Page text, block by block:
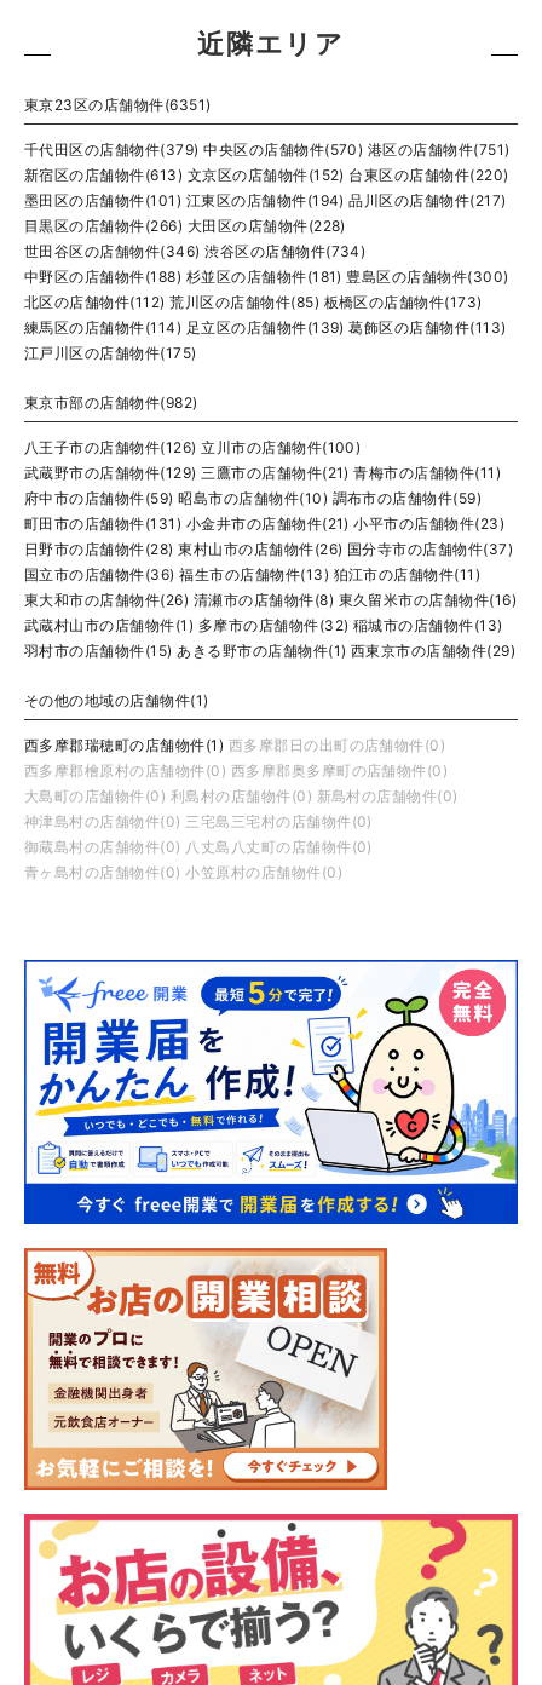
近隣エリア
東京23区の店舗物件(6351)
千代田区の店舗物件(379) 中央区の店舗物件(570) 港区の店舗物件(751)
新宿区の店舗物件(613) 文京区の店舗物件(152) 台東区の店舗物件(220)
墨田区の店舗物件(101) 江東区の店舗物件(194) 品川区の店舗物件(217)
目黒区の店舗物件(266) 大田区の店舗物件(228)
世田谷区の店舗物件(346) 渋谷区の店舗物件(734)
中野区の店舗物件(188) 杉並区の店舗物件(181) 豊島区の店舗物件(300)
北区の店舗物件(112) 荒川区の店舗物件(85) 板橋区の店舗物件(173)
練馬区の店舗物件(114) 足立区の店舗物件(139) 葛飾区の店舗物件(113)
江戸川区の店舗物件(175)
東京市部の店舗物件(982)
八王子市の店舗物件(126) 立川市の店舗物件(100)
武蔵野市の店舗物件(129) 三鷹市の店舗物件(21) 青梅市の店舗物件(11)
府中市の店舗物件(59) 昭島市の店舗物件(10) 調布市の店舗物件(59)
町田市の店舗物件(131) 小金井市の店舗物件(21) 小平市の店舗物件(23)
日野市の店舗物件(28) 東村山市の店舗物件(26) 国分寺市の店舗物件(37)
国立市の店舗物件(36) 福生市の店舗物件(13) 狛江市の店舗物件(11)
東大和市の店舗物件(26) 清瀬市の店舗物件(8) 東久留米市の店舗物件(16)
武蔵村山市の店舗物件(1) 多摩市の店舗物件(32) 稲城市の店舗物件(13)
羽村市の店舗物件(15) あきる野市の店舗物件(1) 西東京市の店舗物件(29)
その他の地域の店舗物件(1)
西多摩郡瑞穂町の店舗物件(1) 西多摩郡日の出町の店舗物件(0)
西多摩郡檜原村の店舗物件(0) 西多摩郡奥多摩町の店舗物件(0)
大島町の店舗物件(0) 利島村の店舗物件(0) 新島村の店舗物件(0)
神津島村の店舗物件(0) 三宅島三宅村の店舗物件(0)
御蔵島村の店舗物件(0) 八丈島八丈町の店舗物件(0)
青ヶ島村の店舗物件(0) 小笠原村の店舗物件(0)